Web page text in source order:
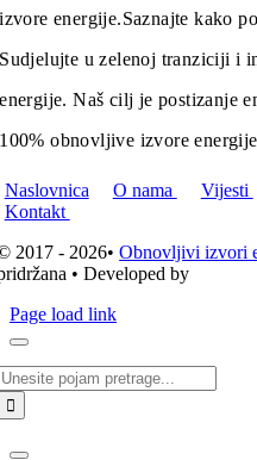
izvore energije.Saznajte kako
Sudjelujte u zelenoj tranziciji i
energije. Naš cilj je postizanje
100% obnovljive izvore
Naslovnica O nama Vijesti
Kontakt
2017 - 2026•Obnovljivi izvori
• Developed by
Page load link